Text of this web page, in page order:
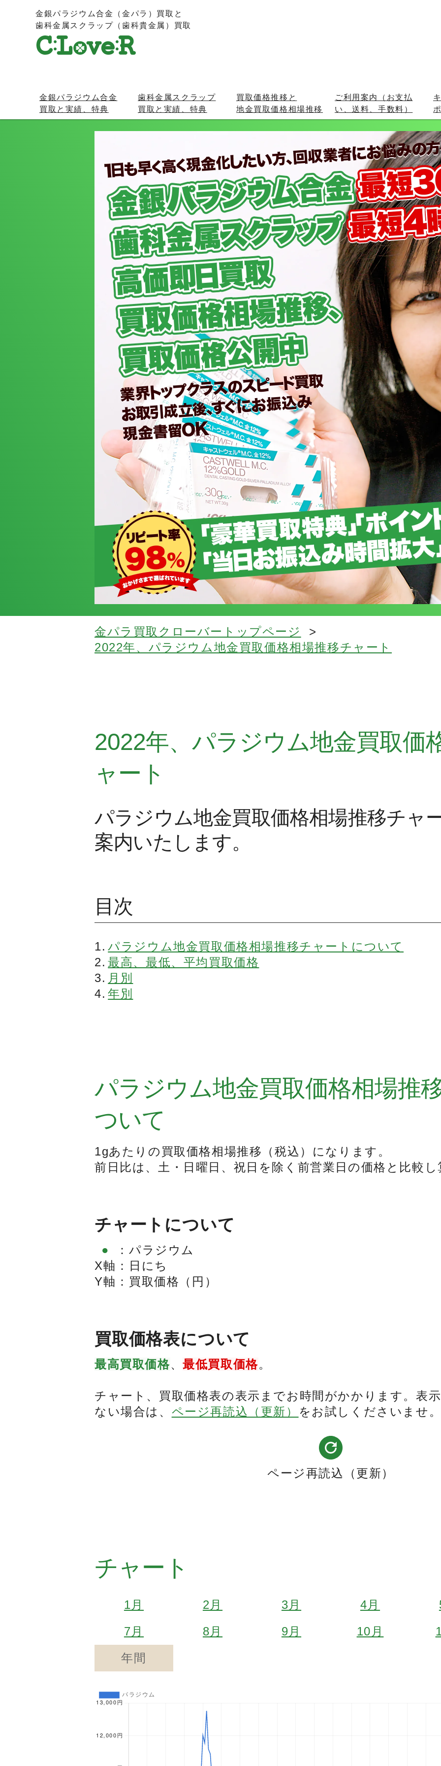
金銀パラジウム合金（金パラ）買取と
歯科金属スクラップ（歯科貴金属）買取
金銀パラジウム合金
買取と実績、特典
歯科金属スクラップ
買取と実績、特典
買取価格推移と
地金買取価格相場推移
ご利用案内（お支払
い、送料、手数料）
金パラ買取クローバートップページ
>
2022年、パラジウム地金買取価格相場推移チャート
2022年、パラジウム地金買取価
ャート
パラジウム地金買取価格相場推移チャ
案内いたします。
目次
パラジウム地金買取価格相場推移チャートについて
最高、最低、平均買取価格
月別
年別
パラジウム地金買取価格相場推
ついて
1gあたりの買取価格相場推移（税込）になります。
前日比は、土・日曜日、祝日を除く前営業日の価格と比較し
チャートについて
● ： パラジウム
X軸 ：
日にち
Y軸 ： 買取価格（円）
買取価格表について
最高買取価格、最低買取価格。
チャート、買取価格表の表示までお時間がかかります。表
ない場合は、 ページ再読込（更新） をお試しくださいませ。
ページ再読込（更新）
チャート
1月 2月 3月 4月
7月
8月 9月 10月
年間